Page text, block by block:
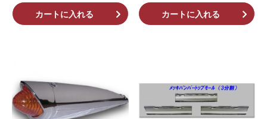
カートに入れる カートに入れる